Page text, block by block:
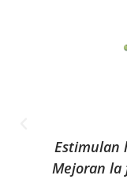
Estimulan
Mejoran la